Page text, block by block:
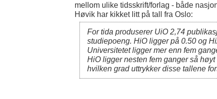
mellom ulike tidsskrift/forlag - både
Høvik har kikket litt på tall fra Oslo:
For tida produserer UiO 2,74
studiepoeng. HiO ligger på 0.50 og
Universitetet ligger mer enn fem
HiO ligger nesten fem ganger så
hvilken grad uttrykker disse tallene